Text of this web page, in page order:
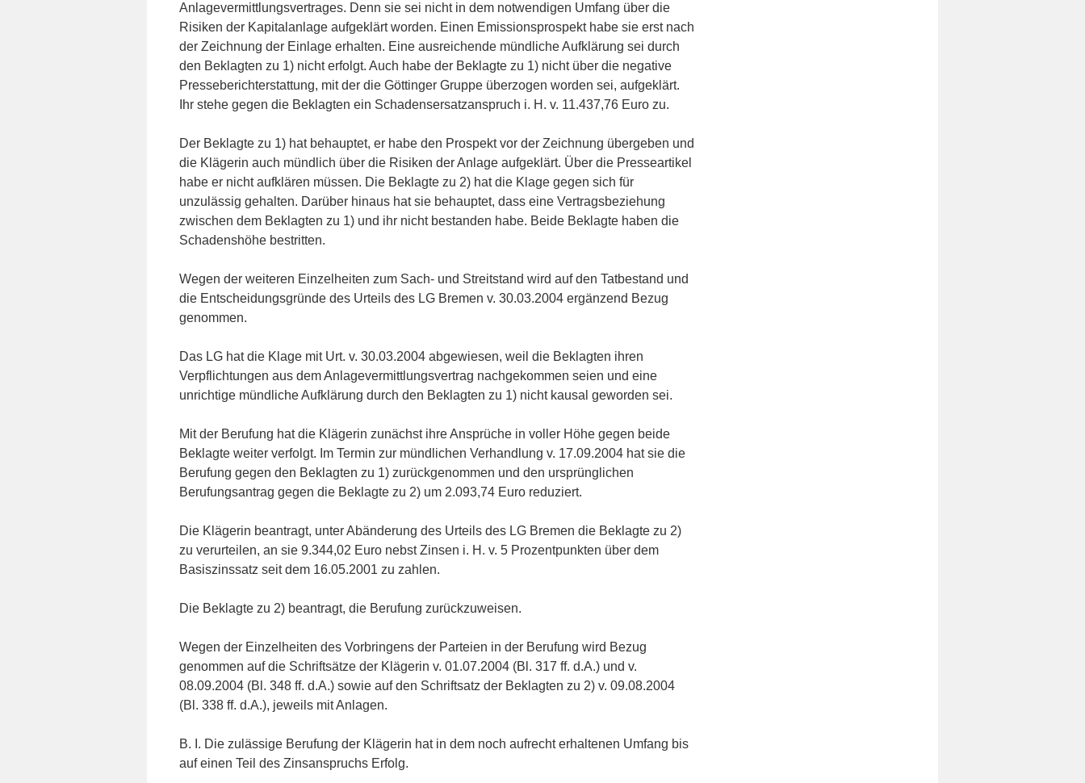
Anlagevermittlungsvertrages. Denn sie sei nicht in dem notwendigen Umfang über die
Risiken der Kapitalanlage aufgeklärt worden. Einen Emissionsprospekt habe sie erst nach
der Zeichnung der Einlage erhalten. Eine ausreichende mündliche Aufklärung sei durch
den Beklagten zu 1) nicht erfolgt. Auch habe der Beklagte zu 1) nicht über die negative
Presseberichterstattung, mit der die Göttinger Gruppe überzogen worden sei, aufgeklärt.
Ihr stehe gegen die Beklagten ein Schadensersatzanspruch i. H. v. 11.437,76 Euro zu.
Der Beklagte zu 1) hat behauptet, er habe den Prospekt vor der Zeichnung übergeben und
die Klägerin auch mündlich über die Risiken der Anlage aufgeklärt. Über die Presseartikel
habe er nicht aufklären müssen. Die Beklagte zu 2) hat die Klage gegen sich für
unzulässig gehalten. Darüber hinaus hat sie behauptet, dass eine Vertragsbeziehung
zwischen dem Beklagten zu 1) und ihr nicht bestanden habe. Beide Beklagte haben die
Schadenshöhe bestritten.
Wegen der weiteren Einzelheiten zum Sach- und Streitstand wird auf den Tatbestand und
die Entscheidungsgründe des Urteils des LG Bremen v. 30.03.2004 ergänzend Bezug
genommen.
Das LG hat die Klage mit Urt. v. 30.03.2004 abgewiesen, weil die Beklagten ihren
Verpflichtungen aus dem Anlagevermittlungsvertrag nachgekommen seien und eine
unrichtige mündliche Aufklärung durch den Beklagten zu 1) nicht kausal geworden sei.
Mit der Berufung hat die Klägerin zunächst ihre Ansprüche in voller Höhe gegen beide
Beklagte weiter verfolgt. Im Termin zur mündlichen Verhandlung v. 17.09.2004 hat sie die
Berufung gegen den Beklagten zu 1) zurückgenommen und den ursprünglichen
Berufungsantrag gegen die Beklagte zu 2) um 2.093,74 Euro reduziert.
Die Klägerin beantragt, unter Abänderung des Urteils des LG Bremen die Beklagte zu 2)
zu verurteilen, an sie 9.344,02 Euro nebst Zinsen i. H. v. 5 Prozentpunkten über dem
Basiszinssatz seit dem 16.05.2001 zu zahlen.
Die Beklagte zu 2) beantragt, die Berufung zurückzuweisen.
Wegen der Einzelheiten des Vorbringens der Parteien in der Berufung wird Bezug
genommen auf die Schriftsätze der Klägerin v. 01.07.2004 (Bl. 317 ff. d.A.) und v.
08.09.2004 (Bl. 348 ff. d.A.) sowie auf den Schriftsatz der Beklagten zu 2) v. 09.08.2004
(Bl. 338 ff. d.A.), jeweils mit Anlagen.
B. I. Die zulässige Berufung der Klägerin hat in dem noch aufrecht erhaltenen Umfang bis
auf einen Teil des Zinsanspruchs Erfolg.